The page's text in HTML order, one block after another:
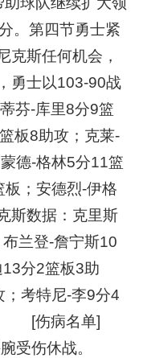
。第四节勇士紧
克斯任何机会，
勇士以103-90战
-库里8分9篮
板8助攻；克莱-
德-格林5分11篮
；安德烈-伊格
数据：克里斯
兰登-詹宁斯10
分2篮板3助
考特尼-李9分4
[伤病名单]
腕受伤休战。